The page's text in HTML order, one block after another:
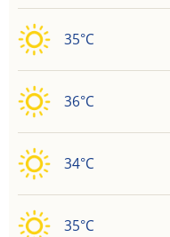
35°C
36°C
34°C
35°C